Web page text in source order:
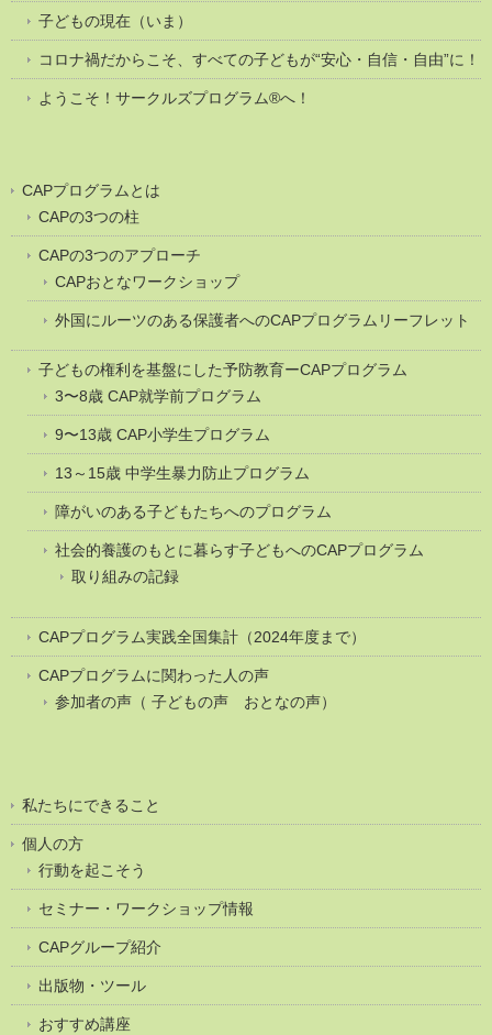
子どもの現在（いま）
コロナ禍だからこそ、すべての子どもが“安心・自信・自由”に！
ようこそ！サークルズプログラム®へ！
CAPプログラムとは
CAPの3つの柱
CAPの3つのアプローチ
CAPおとなワークショップ
外国にルーツのある保護者へのCAPプログラムリーフレット
子どもの権利を基盤にした予防教育ーCAPプログラム
3〜8歳 CAP就学前プログラム
9〜13歳 CAP小学生プログラム
13～15歳 中学生暴力防止プログラム
障がいのある子どもたちへのプログラム
社会的養護のもとに暮らす子どもへのCAPプログラム
取り組みの記録
CAPプログラム実践全国集計（2024年度まで）
CAPプログラムに関わった人の声
参加者の声（ 子どもの声 おとなの声）
私たちにできること
個人の方
行動を起こそう
セミナー・ワークショップ情報
CAPグループ紹介
出版物・ツール
おすすめ講座